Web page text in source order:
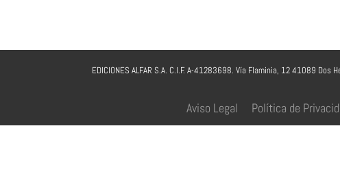
EDICIONES ALFAR S.A. C.I.F. A-41283698. Vía Flaminia, 12 41089 Dos
Aviso Legal Política de